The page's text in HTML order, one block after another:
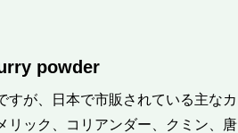
powder
すが、日本で市販されている主なカ
リック、コリアンダー、クミン、唐